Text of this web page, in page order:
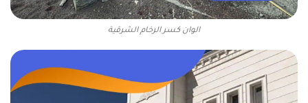
الوان كسر الرخام الشرقية